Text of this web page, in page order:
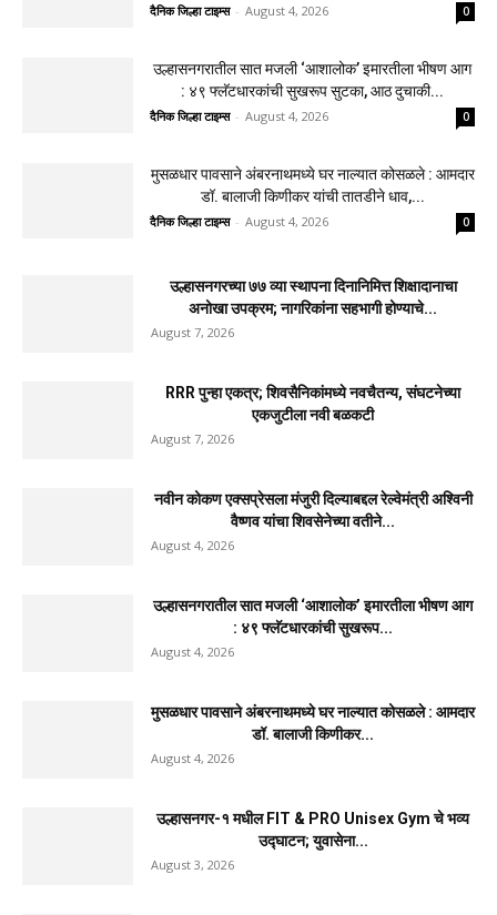
दैनिक जिल्हा टाइम्स - August 4, 2026 0
उल्हासनगरातील सात मजली ‘आशालोक’ इमारतीला भीषण आग
: ४९ फ्लॅटधारकांची सुखरूप सुटका, आठ दुचाकी...
दैनिक जिल्हा टाइम्स - August 4, 2026 0
मुसळधार पावसाने अंबरनाथमध्ये घर नाल्यात कोसळले : आमदार
डॉ. बालाजी किणीकर यांची तातडीने धाव,...
दैनिक जिल्हा टाइम्स - August 4, 2026 0
उल्हासनगरच्या ७७ व्या स्थापना दिनानिमित्त शिक्षादानाचा
अनोखा उपक्रम; नागरिकांना सहभागी होण्याचे...
August 7, 2026
RRR पुन्हा एकत्र; शिवसैनिकांमध्ये नवचैतन्य, संघटनेच्या
एकजुटीला नवी बळकटी
August 7, 2026
नवीन कोकण एक्सप्रेसला मंजुरी दिल्याबद्दल रेल्वेमंत्री अश्विनी
वैष्णव यांचा शिवसेनेच्या वतीने...
August 4, 2026
उल्हासनगरातील सात मजली ‘आशालोक’ इमारतीला भीषण आग
: ४९ फ्लॅटधारकांची सुखरूप...
August 4, 2026
मुसळधार पावसाने अंबरनाथमध्ये घर नाल्यात कोसळले : आमदार
डॉ. बालाजी किणीकर...
August 4, 2026
उल्हासनगर-१ मधील FIT & PRO Unisex Gym चे भव्य
उद्घाटन; युवासेना...
August 3, 2026